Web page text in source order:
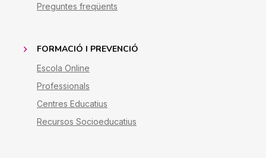
Preguntes freqüents
FORMACIÓ I PREVENCIÓ
Escola Online
Professionals
Centres Educatius
Recursos Socioeducatius